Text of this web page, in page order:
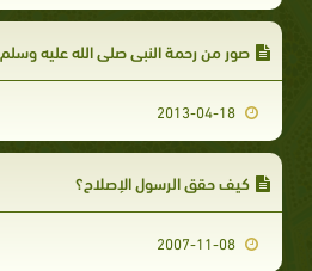
صور من رحمة النبى صلى الله عليه وسلم
كيف حقق الرسول الإصلاح؟